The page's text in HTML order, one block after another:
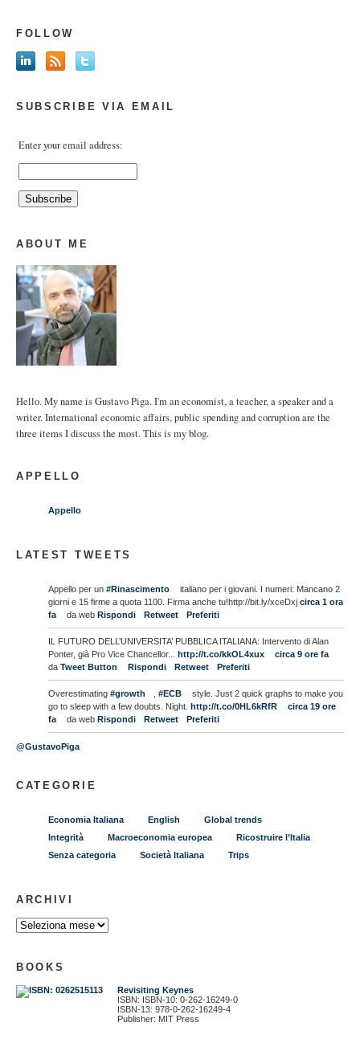
FOLLOW
SUBSCRIBE VIA EMAIL
Enter your email address:
ABOUT ME
Hello. My name is Gustavo Piga. I'm an economist, a teacher, a speaker and a
writer. International economic affairs, public spending and corruption are the
three items I discuss the most. This is my blog.
APPELLO
Appello
LATEST TWEETS
Appello per un #Rinascimento
italiano per i giovani. I numeri: Mancano 2
giorni e 15 firme a quota 1100. Firma anche tu!http://bit.ly/xceDxj circa 1 ora
fa
da web Rispondi Retweet Preferiti
IL FUTURO DELL’UNIVERSITA’ PUBBLICA ITALIANA: Intervento di Alan
Ponter, già Pro Vice Chancellor... http://t.co/kkOL4xux
circa 9 ore fa
da Tweet Button Rispondi Retweet Preferiti
Overestimating #growth #ECB
style. Just 2 quick graphs to make you
go to sleep with a few doubts. Night. http://t.co/0HL6kRfR
circa 19 ore
fa
da web Rispondi Retweet Preferiti
@GustavoPiga
CATEGORIE
Economia Italiana English
Global trends
Integrità
Macroeconomia europea
Ricostruire l’Italia
Senza categoria
Società Italiana Trips
ARCHIVI
BOOKS
Revisiting Keynes
ISBN: ISBN-10: 0-262-16249-0
ISBN-13: 978-0-262-16249-4
Publisher: MIT Press